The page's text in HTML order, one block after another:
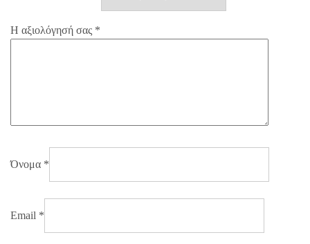
Η αξιολόγησή σας *
Όνομα *
Email *